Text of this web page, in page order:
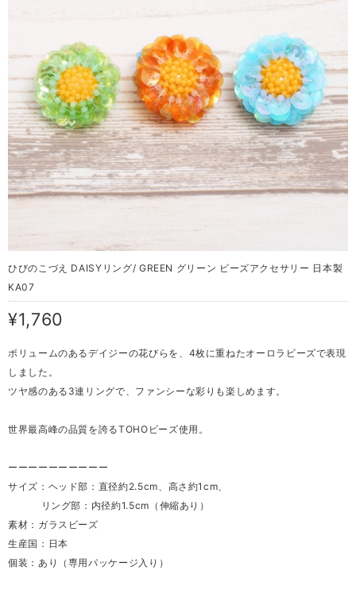
ひびのこづえ DAISYリング/ GREEN グリーン ビーズアクセサリー 日本製
KA07
¥1,760
ボリュームのあるデイジーの花びらを、4枚に重ねたオーロラビーズで表現
しました。
ツヤ感のある3連リングで、ファンシーな彩りも楽しめます。
世界最高峰の品質を誇るTOHOビーズ使用。
ーーーーーーーーーー
サイズ：ヘッド部：直径約2.5cm、高さ約1cm、
リング部：内径約1.5cm（伸縮あり）
素材：ガラスビーズ
生産国：日本
個装：あり（専用パッケージ入り）